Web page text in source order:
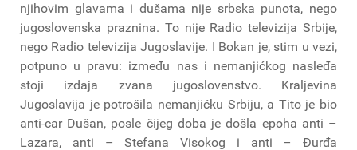
njihovim glavama i dušama nije srbska punota, nego
jugoslovenska praznina. To nije Radio televizija Srbije,
nego Radio televizija Jugoslavije. I Bokan je, stim u vezi,
potpuno u pravu: između nas i nemanjićkog nasleđa
stoji izdaja zvana jugoslovenstvo. Kraljevina
Jugoslavija je potrošila nemanjićku Srbiju, a Tito je bio
anti-car Dušan, posle čijeg doba je došla epoha anti –
Lazara, anti – Stefana Visokog i anti – Đurđa